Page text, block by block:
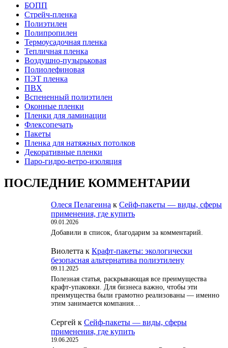
БОПП
Стрейч-пленка
Полиэтилен
Полипропилен
Термоусадочная пленка
Тепличная пленка
Воздушно-пузырьковая
Полиолефиновая
ПЭТ пленка
ПВХ
Вспененный полиэтилен
Оконные пленки
Пленки для ламинации
Флексопечать
Пакеты
Пленка для натяжных потолков
Декоративные пленки
Паро-гидро-ветро-изоляция
ПОСЛЕДНИЕ КОММЕНТАРИИ
Олеся Пелагеина к Сейф-пакеты — виды, сферы
применения, где купить
09.01.2026
Добавили в список, благодарим за комментарий.
Виолетта к Крафт-пакеты: экологически
безопасная альтернатива полиэтилену
09.11.2025
Полезная статья, раскрывающая все преимущества
крафт-упаковки. Для бизнеса важно, чтобы эти
преимущества были грамотно реализованы — именно
этим занимается компания…
Сергей к Сейф-пакеты — виды, сферы
применения, где купить
19.06.2025